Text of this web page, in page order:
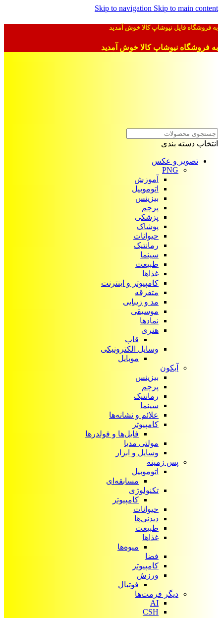
Skip to navigation Skip to main content
به فروشگاه فایل نیوشاپ کالا خوش آمدید
به فروشگاه نیوشاپ کالا خوش آمدید
انتخاب دسته بندی
تصویر و عکس
PNG
آموزش
اتوموبیل
بیزینس
پرچم
پزشکی
پوشاک
حیوانات
رمانتیک
سینما
طبیعت
غذاها
کامپیوتر و اینترنت
متفرقه
مد و زیبایی
موسیقی
نمادها
هنری
قاب
وسایل الکترونیکی
موبایل
آیکون‌
بیزینس
پرچم
رمانتیک
سینما
علائم و نشانه‌ها
کامپیوتر
فایل‌ها و فولدرها
مولتی مدیا
وسایل و ابزار
پس زمینه
اتوموبیل
مسابقه‌ای
تکنولوژی
کامپیوتر
حیوانات
دیدنی‌ها
طبیعت
غذاها
میوه‌ها
فضا
کامپیوتر
ورزش
فوتبال
دیگر فرمت‌ها
AI
CSH